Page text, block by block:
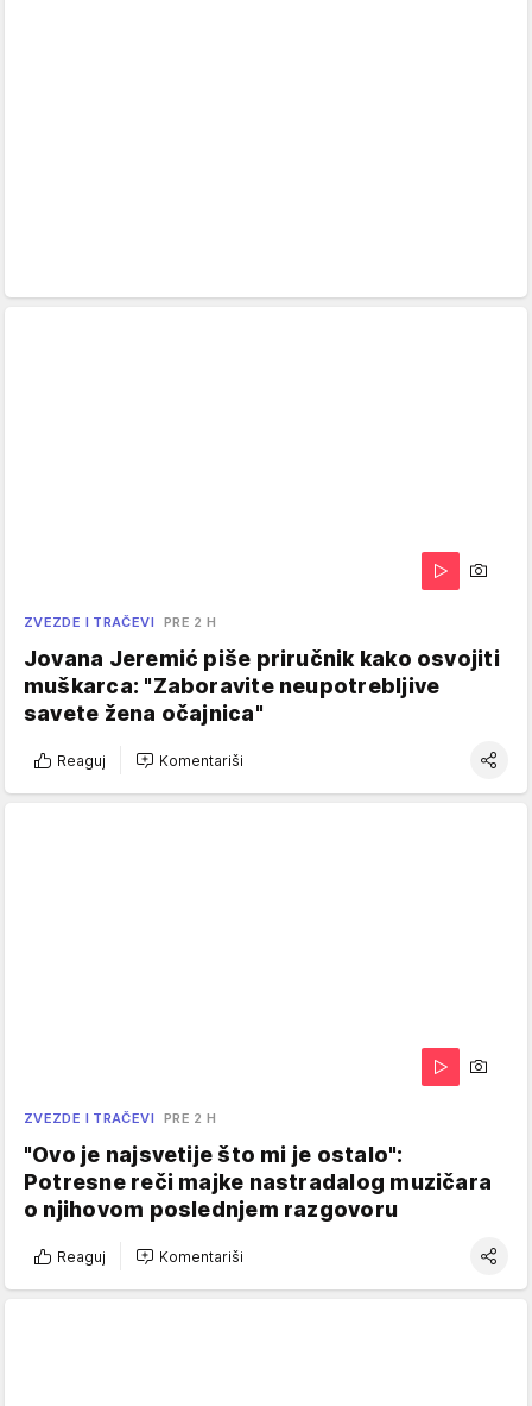
ZVEZDE I TRAČEVI PRE 2 H
Jovana Jeremić piše priručnik kako osvojiti
muškarca: "Zaboravite neupotrebljive
savete žena očajnica"
Reaguj Komentariši
ZVEZDE I TRAČEVI PRE 2 H
"Ovo je najsvetije što mi je ostalo":
Potresne reči majke nastradalog muzičara
o njihovom poslednjem razgovoru
Reaguj Komentariši